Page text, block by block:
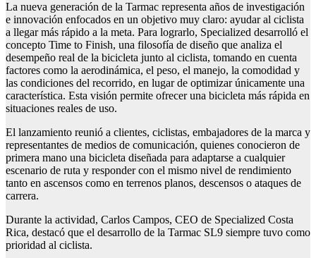
La nueva generación de la Tarmac representa años de investigación
e innovación enfocados en un objetivo muy claro: ayudar al ciclista
a llegar más rápido a la meta. Para lograrlo, Specialized desarrolló el
concepto Time to Finish, una filosofía de diseño que analiza el
desempeño real de la bicicleta junto al ciclista, tomando en cuenta
factores como la aerodinámica, el peso, el manejo, la comodidad y
las condiciones del recorrido, en lugar de optimizar únicamente una
característica. Esta visión permite ofrecer una bicicleta más rápida en
situaciones reales de uso.
El lanzamiento reunió a clientes, ciclistas, embajadores de la marca y
representantes de medios de comunicación, quienes conocieron de
primera mano una bicicleta diseñada para adaptarse a cualquier
escenario de ruta y responder con el mismo nivel de rendimiento
tanto en ascensos como en terrenos planos, descensos o ataques de
carrera.
Durante la actividad, Carlos Campos, CEO de Specialized Costa
Rica, destacó que el desarrollo de la Tarmac SL9 siempre tuvo como
prioridad al ciclista.